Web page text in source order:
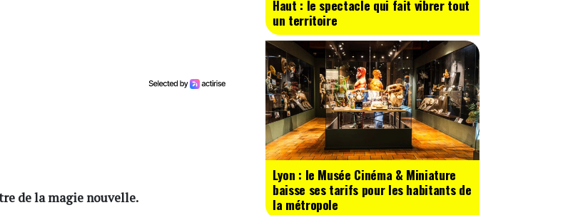
de la magie nouvelle.
Haut : le spectacle qui fait vibrer tout
un territoire
Lyon : le Musée Cinéma & Miniature
baisse ses tarifs pour les habitants de
la métropole